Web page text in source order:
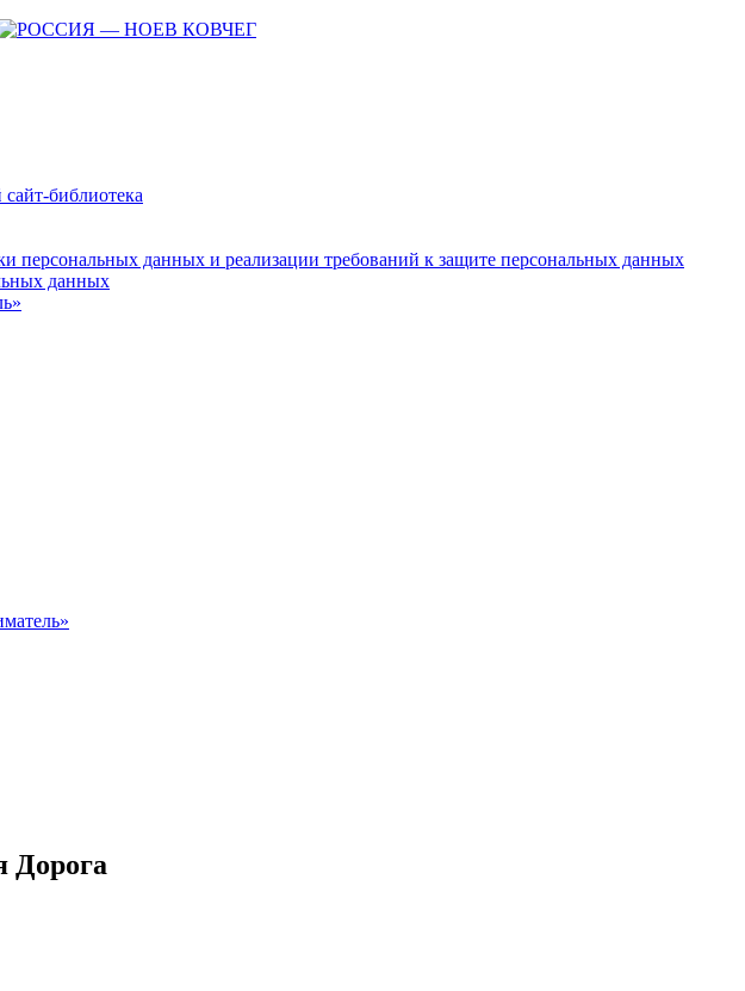
библиотека
персональных данных и реализации требований к защите персональных данных
данных
Дорога